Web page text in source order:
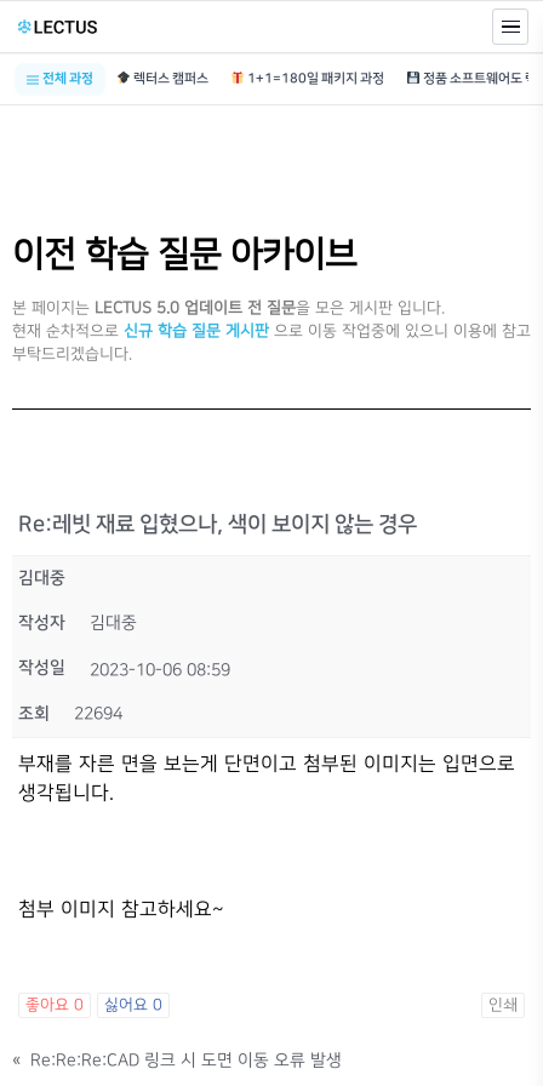
전체 과정 렉터스 캠퍼스 1+1=180일 패키지 과정
이전 학습 질문 아카이브
본 페이지는 LECTUS 5.0 업데이트 전 질문을 모은 게시판 입니다.
현재 순차적으로 신규 학습 질문 게시판 으로 이동 작업중에 있으니 이용에 참고
부탁드리겠습니다.
Re:레빗 재료 입혔으나, 색이 보이지 않는 경우
김대중
작성자 김대중
작성일 2023-10-06 08:59
조회 22694
부재를 자른 면을 보는게 단면이고 첨부된 이미지는 입면으로
생각됩니다.
첨부 이미지 참고하세요~
좋아요 0 싫어요 0 인쇄
« Re:Re:Re:CAD 링크 시 도면 이동 오류 발생